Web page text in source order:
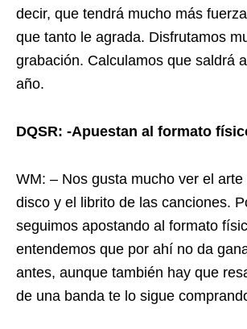
decir, que tendrá mucho más
que tanto le agrada. Disfrutamos
grabación. Calculamos que saldrá
año.
DQSR: -Apuestan al formato
WM: – Nos gusta mucho ver el
disco y el librito de las canciones.
seguimos apostando al formato
entendemos que por ahí no da
antes, aunque también hay que
de una banda te lo sigue